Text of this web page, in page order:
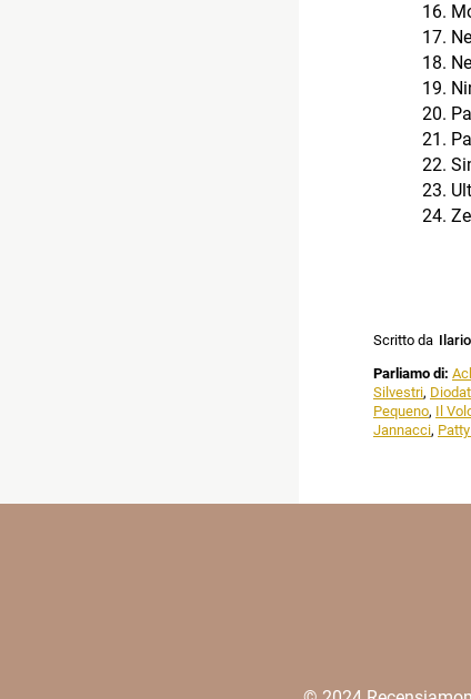
Scritto da
Parliamo di:
Silvestri,
Pequeno, Il
Jannacci,